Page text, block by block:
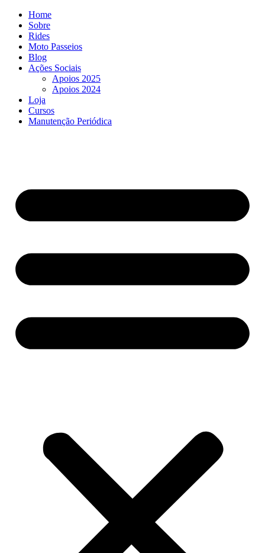
para
conteúdo
Home
Sobre
Rides
Moto Passeios
Blog
Ações Sociais
Apoios 2025
Apoios 2024
Loja
Cursos
Manutenção Periódica